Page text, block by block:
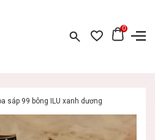
0
sáp 99 bông ILU xanh dương